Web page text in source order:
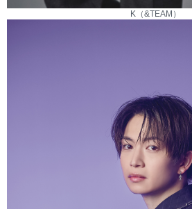
K（&TEAM）